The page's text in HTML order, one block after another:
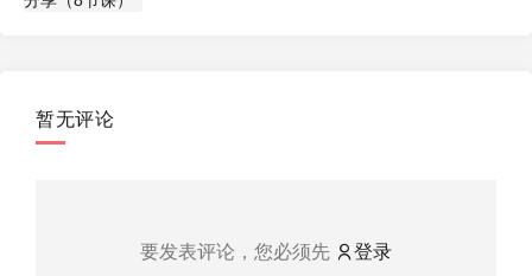
暂无评论
要发表评论，您必须先 登录